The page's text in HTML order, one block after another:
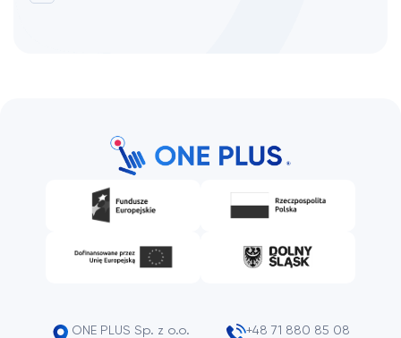
ONE PLUS Sp. z o.o.
+48 71 880 85 08